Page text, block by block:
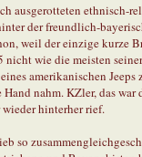
ausgerotteten ethnisch-
der freundlich-
weil der einzige kurze
wie die meisten
amerikanischen
nahm. KZler, das war
hinterher rief.
so